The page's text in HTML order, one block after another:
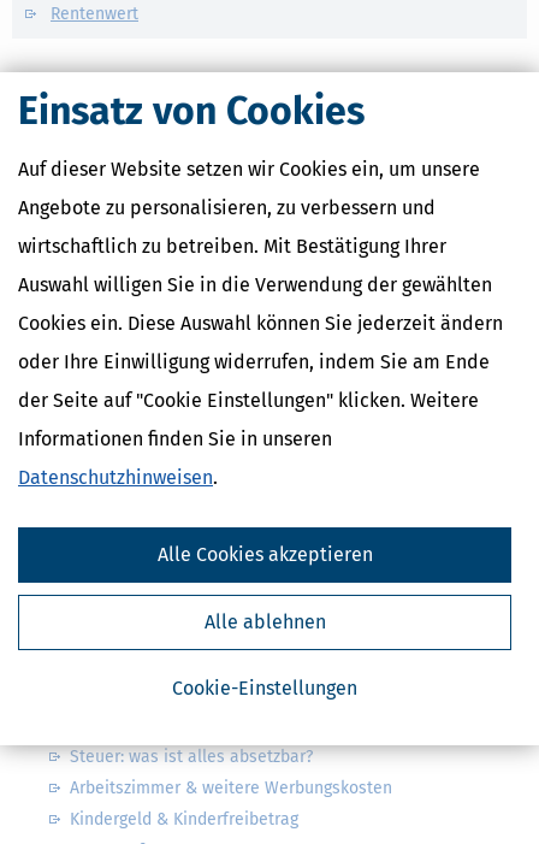
Einsatz von Cookies
Auf dieser Website setzen wir Cookies ein, um unsere
Angebote zu personalisieren, zu verbessern und
wirtschaftlich zu betreiben. Mit Bestätigung Ihrer
Auswahl willigen Sie in die Verwendung der gewählten
Cookies ein. Diese Auswahl können Sie jederzeit ändern
oder Ihre Einwilligung widerrufen, indem Sie am Ende
der Seite auf "Cookie Einstellungen" klicken. Weitere
Informationen finden Sie in unseren
Datenschutzhinweisen.
Cookie-Einstellungen
Alle ablehnen
Alle Cookies akzeptieren
Rentenwert
Kostenlose Steuertipps & News
Absenden
Steuertipps Selbstständige
Ja, ich möchte die kostenlosen Newsletter
von Steuertipps abonnieren. Die
Steuer: was ist alles absetzbar?
Arbeitszimmer & weitere Werbungskosten
Kindergeld & Kinderfreibetrag